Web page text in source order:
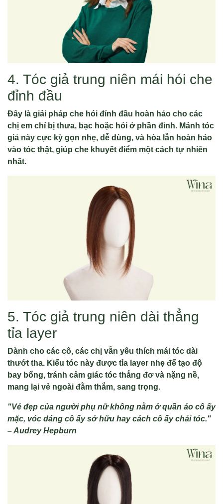
4. Tóc giả trung niên mái hói che
đỉnh đầu
Đây là giải pháp che hói đỉnh đầu hoàn hảo cho các
chị em chỉ bị thưa, bạc hoặc hói ở phần đỉnh. Mảnh tóc
giả này cực kỳ gọn nhẹ, dễ dùng, và hòa lẫn hoàn hảo
vào tóc thật, giúp che khuyết điểm một cách tự nhiên
nhất.
5. Tóc giả trung niên dài thẳng
tỉa layer
Dành cho các cô, các chị vẫn yêu thích mái tóc dài
thướt tha. Kiểu tóc này được tỉa layer nhẹ để tạo độ
bay bổng, tránh cảm giác tóc thẳng đơ và nặng nề,
mang lại vẻ ngoài đằm thắm, sang trọng.
"Vẻ đẹp của người phụ nữ không nằm ở quần áo cô ấy
mặc, vóc dáng cô ấy sở hữu hay cách cô ấy chải tóc."
– Audrey Hepburn